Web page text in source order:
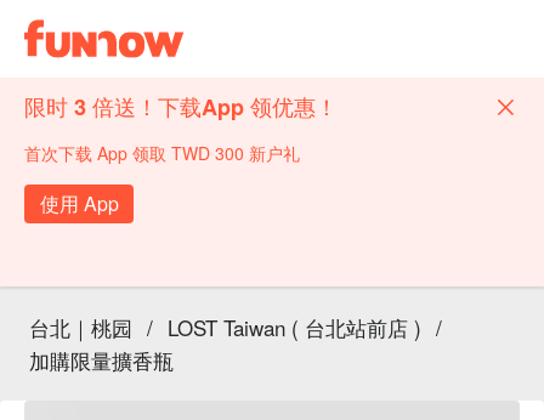
限时 3 倍送！下载App 领优惠！
首次下载 App 领取 TWD 300 新户礼
使用 App
台北｜桃园 / LOST Taiwan ( 台北站前店 ) /
加購限量擴香瓶